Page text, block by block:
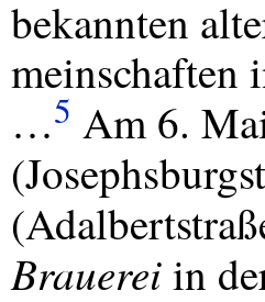
bekannten
meinschaften
…5 Am 6.
Brauereiin